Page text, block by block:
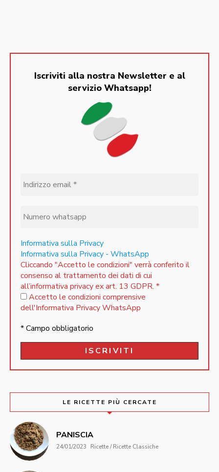
Iscriviti alla nostra Newsletter e al
servizio Whatsapp!
Informativa sulla Privacy
Informativa sulla Privacy - WhatsApp
Cliccando "Accetto le condizioni" verrà conferito il
consenso al trattamento dei dati di cui
all’informativa privacy ex art. 13 GDPR. *
Accetto le condizioni comprensive
dell'Informativa Privacy WhatsApp
* Campo obbligatorio
LE RICETTE PIÙ CERCATE
PANISCIA
24/01/2023 Ricette / Ricette Classiche